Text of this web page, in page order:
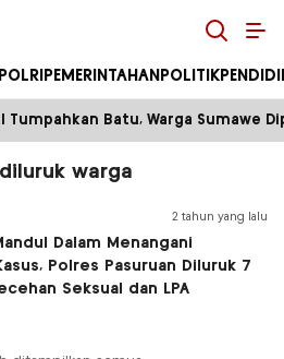
PEMERINTAHAN POLITIK
Batu, Warga Sumawe
warga
2 tahun yang lalu
Dalam Menangani
Polres Pasuruan Diluruk 7
Seksual dan LPA